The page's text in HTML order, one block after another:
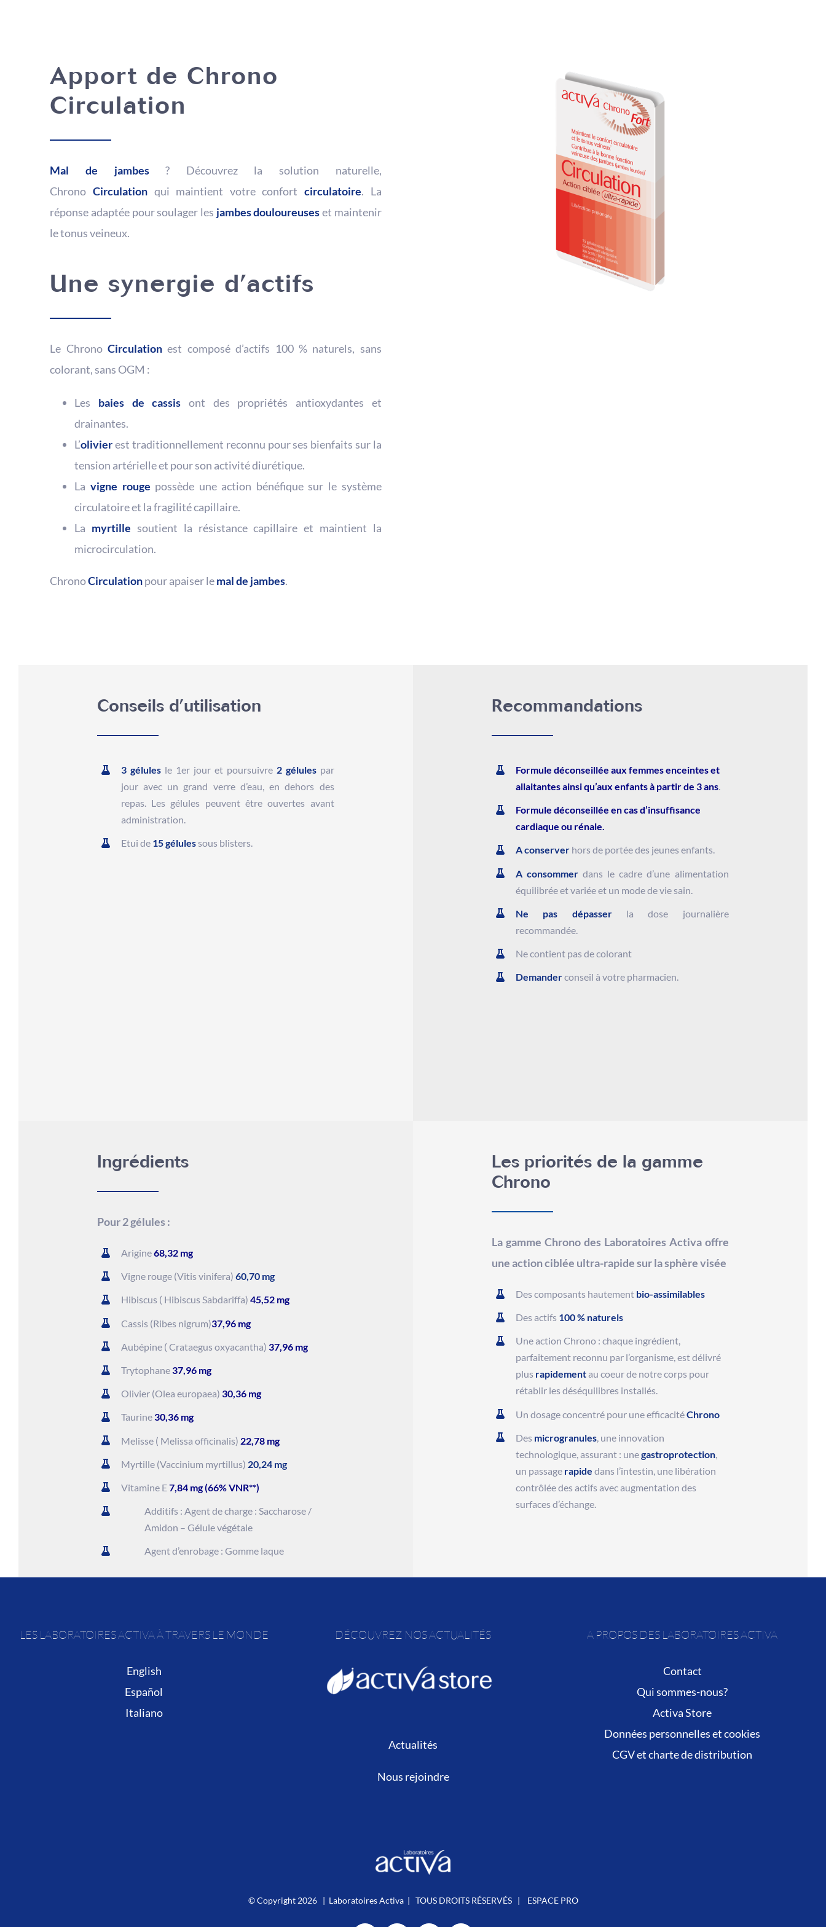
Apport de Chrono
Circulation
Mal de jambes? Découvrez la solution naturelle,
Chrono Circulation qui maintient votre confort circulatoire. La
réponse adaptée pour soulager les jambesdouloureuseset maintenir
le tonus veineux.
Une synergie d’actifs
Le ChronoCirculation est composé d’actifs 100 % naturels, sans
colorant, sans OGM :
Les baies de cassis ont des propriétés antioxydantes et
drainantes.
L’olivierest traditionnellement reconnu pour ses bienfaits sur la
tension artérielle et pour son activité diurétique.
La vigne rouge possède une action bénéfique sur le système
circulatoire et la fragilité capillaire.
La myrtille soutient la résistance capillaire et maintient la
microcirculation.
ChronoCirculationpour apaiser lemal de jambes.
Conseils d’utilisation
3 gélulesle 1er jour et poursuivre 2 gélulespar
jour avec un grand verre d’eau, en dehors des
repas. Les gélules peuvent être ouvertes avant
administration.
Etui de 15 gélulessous blisters.
Recommandations
Formule déconseillée aux femmes enceintes et
allaitantes ainsi qu’aux enfants à partir de 3 ans.
Formule déconseillée en cas d’insuffisance
cardiaque ou rénale.
A conserverhors de portée des jeunes enfants.
A consommerdans le cadre d’une alimentation
équilibrée et variée et un mode de vie sain.
Ne pas dépasserla dose journalière
recommandée.
Ne contient pas de colorant
Demanderconseil à votre pharmacien.
Ingrédients
Pour 2 gélules :
Arigine68,32 mg
Vigne rouge (Vitis vinifera) 60,70 mg
Hibiscus ( Hibiscus Sabdariffa) 45,52 mg
Cassis (Ribes nigrum)37,96 mg
Aubépine ( Crataegus oxyacantha) 37,96 mg
Trytophane 37,96 mg
Olivier (Olea europaea) 30,36 mg
Taurine30,36 mg
Melisse ( Melissa officinalis) 22,78 mg
Myrtille (Vaccinium myrtillus) 20,24 mg
Vitamine E7,84 mg (66% VNR**)
Additifs : Agent de charge : Saccharose /
Amidon – Gélule végétale
Agent d’enrobage : Gomme laque
Les priorités de la gamme
Chrono
La gamme Chrono des Laboratoires Activa offre
une action ciblée ultra-rapide sur la sphère visée
Des composants hautement bio-assimilables
Des actifs 100 % naturels
Une action Chrono : chaque ingrédient,
parfaitement reconnu par l’organisme, est délivré
plus rapidementau coeur de notre corps pour
rétablir les déséquilibres installés.
Un dosage concentré pour une efficacitéChrono
Des microgranules, une innovation
technologique, assurant : unegastroprotection,
un passage rapide dans l’intestin, une libération
contrôlée des actifs avec augmentation des
surfaces d’échange.
LES LABORATOIRES ACTIVA À TRAVERS LE MONDE
English
Español
Italiano
DÉCOUVREZ NOS ACTUALITÉS
Actualités
Nous rejoindre
A PROPOS DES LABORATOIRES ACTIVA
Contact
Qui sommes-nous?
Activa Store
Données personnelles et cookies
CGV et charte de distribution
© Copyright 2026 | Laboratoires Activa | TOUS DROITS RÉSERVÉS | ESPACE PRO